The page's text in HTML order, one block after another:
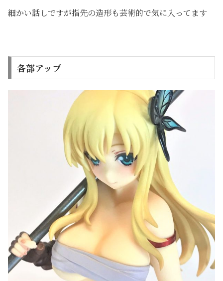
細かい話しですが指先の造形も芸術的で気に入ってます
各部アップ